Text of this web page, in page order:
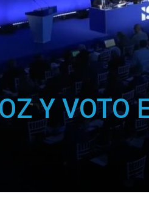
Y VOTO